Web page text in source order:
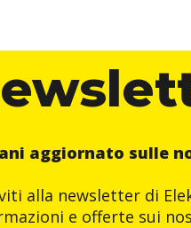
aggiornato sulle
alla newsletter di
e offerte sui